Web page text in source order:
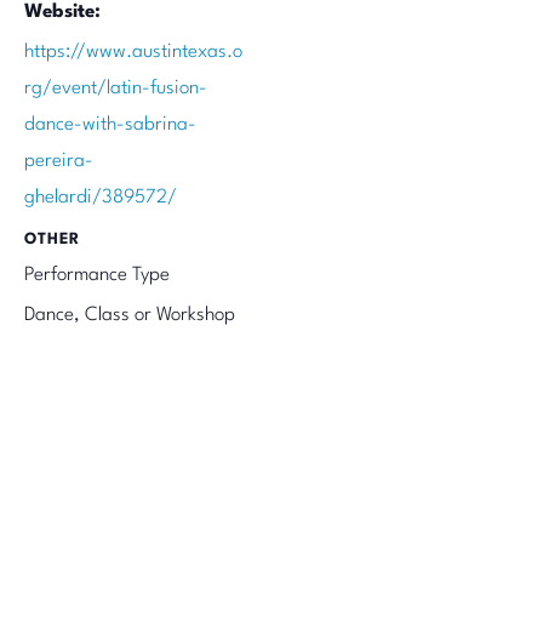
Website:
https://www.austintexas.o
rg/event/latin-fusion-
dance-with-sabrina-
pereira-
ghelardi/389572/
OTHER
Performance Type
Dance, Class or Workshop